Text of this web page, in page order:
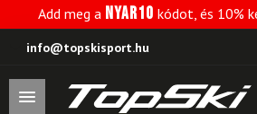
Add meg a NYAR10 kódot, és 10%
info@topskisport.hu